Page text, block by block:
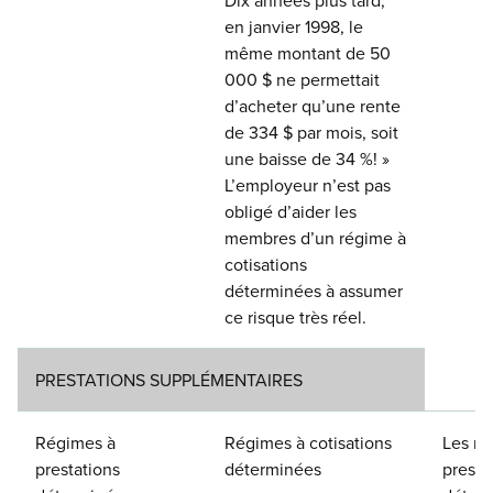
en janvier 1998, le
même montant de 50
000 $ ne permettait
d’acheter qu’une rente
de 334 $ par mois, soit
une baisse de 34 %! »
L’employeur n’est pas
obligé d’aider les
membres d’un régime à
cotisations
déterminées à assumer
ce risque très réel.
PRESTATIONS SUPPLÉMENTAIRES
Régimes à
prestations
Régimes à cotisations
déterminées
Les